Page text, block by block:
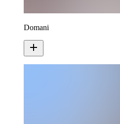
Domani